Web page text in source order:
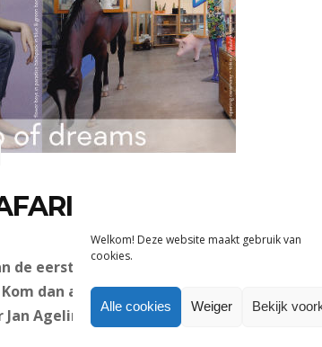
Welkom! Deze website maakt gebruik van
cookies.
Alle cookies Weiger Bekijk
DE
de eersten weten wat de modetrends
dan a.s. maandag 2 juni 2014 naar de
Agelink in Amsterdam. Bengels-